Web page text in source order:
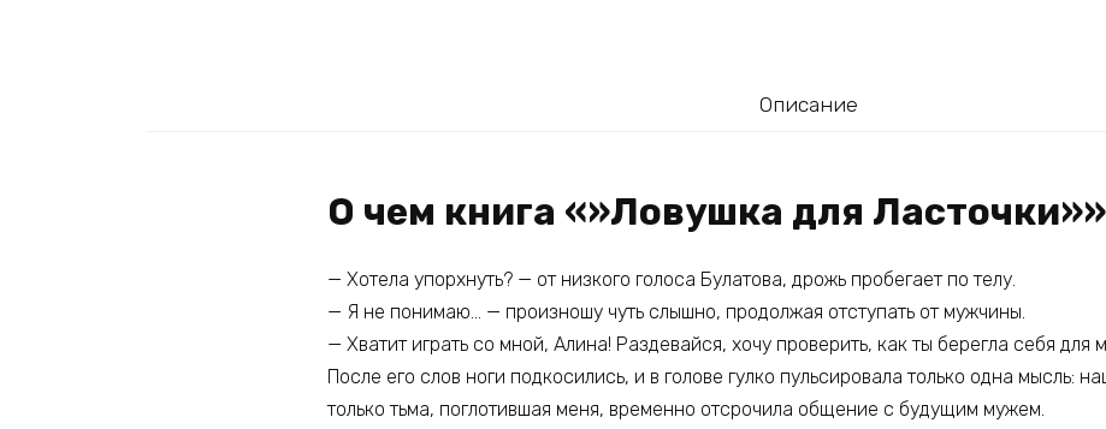
Описание
О чем книга «»Ловушка для Ласточки»»
— Хотела упорхнуть? — от низкого голоса Булатова, дрожь пробегает по телу.
— Я не понимаю… — произношу чуть слышно, продолжая отступать от мужчины.
— Хватит играть со мной, Алина! Раздевайся, хочу проверить, как ты берегла себя для
После его слов ноги подкосились, и в голове гулко пульсировала только одна мысль:
только тьма, поглотившая меня, временно отсрочила общение с будущим мужем.